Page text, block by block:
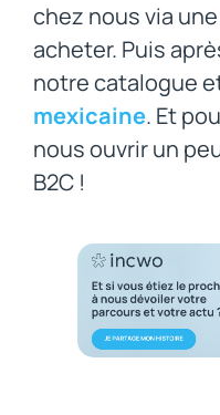
chez nous via
acheter. Puis
notre catalogue
mexicaine. Et
nous ouvrir un
B2C !